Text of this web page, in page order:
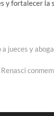
y fortalecer la
jueces y